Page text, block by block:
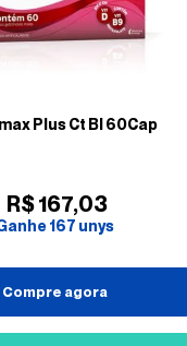
Plus Ct Bl 60Cap
R$167,03
167 unys
Compre agora